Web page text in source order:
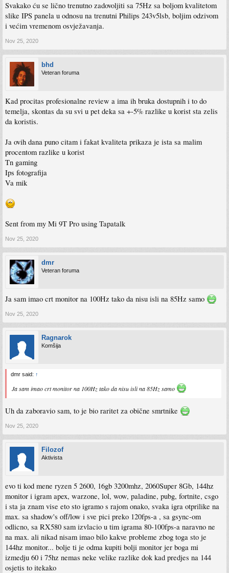
Svakako ću se lično trenutno zadovoljiti sa 75Hz sa boljom kvalitetom
slike IPS panela u odnosu na trenutni Philips 243v5lsb, boljim odzivom
i većim vremenom osvježavanja.
Nov 25, 2020
bhd
Veteran foruma
Kad procitas profesionalne review a ima ih bruka dostupnih i to do
temelja, skontas da su svi u pet deka sa +-5% razlike u korist sta zelis
da koristis.
Ja ovih dana puno citam i fakat kvaliteta prikaza je ista sa malim
procentom razlike u korist
Tn gaming
Ips fotografija
Va mik
Sent from my Mi 9T Pro using Tapatalk
Nov 25, 2020
dmr
Veteran foruma
Ja sam imao crt monitor na 100Hz tako da nisu isli na 85Hz samo
Nov 25, 2020
Ragnarok
Komšija
dmr said: ↑
Ja sam imao crt monitor na 100Hz tako da nisu isli na 85Hz samo
Uh da zaboravio sam, to je bio raritet za obične smrtnike
Nov 25, 2020
Filozof
Aktivista
evo ti kod mene ryzen 5 2600, 16gb 3200mhz, 2060Super 8Gb, 144hz
monitor i igram apex, warzone, lol, wow, paladine, pubg, fortnite, csgo
i sta ja znam vise eto sto igramo s rajom onako, svaka igra otprilike na
max. sa shadow's off/low i sve pici preko 120fps-a , sa gsync-om
odlicno, sa RX580 sam izvlacio u tim igrama 80-100fps-a naravno ne
na max. ali nikad nisam imao bilo kakve probleme zbog toga sto je
144hz monitor... bolje ti je odma kupiti bolji monitor jer boga mi
izmedju 60 i 75hz nemas neke velike razlike dok kad predjes na 144
osjetis to itekako